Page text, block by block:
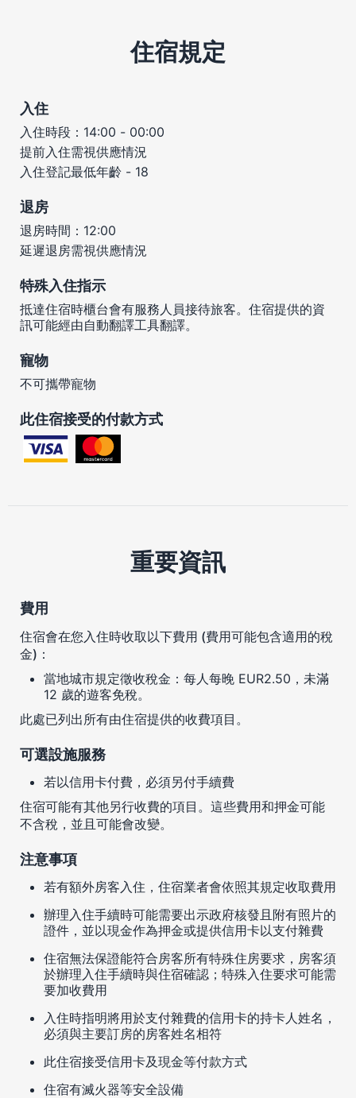
住宿規定
入住
入住時段：14:00 - 00:00
提前入住需視供應情況
入住登記最低年齡 - 18
退房
退房時間：12:00
延遲退房需視供應情況
特殊入住指示
抵達住宿時櫃台會有服務人員接待旅客。住宿提供的資
訊可能經由自動翻譯工具翻譯。
寵物
不可攜帶寵物
此住宿接受的付款方式
重要資訊
費用
住宿會在您入住時收取以下費用 (費用可能包含適用的稅
金)：
當地城市規定徵收稅金：每人每晚 EUR2.50，未滿
12 歲的遊客免稅。
此處已列出所有由住宿提供的收費項目。
可選設施服務
若以信用卡付費，必須另付手續費
住宿可能有其他另行收費的項目。這些費用和押金可能
不含稅，並且可能會改變。
注意事項
若有額外房客入住，住宿業者會依照其規定收取費用
辦理入住手續時可能需要出示政府核發且附有照片的
證件，並以現金作為押金或提供信用卡以支付雜費
住宿無法保證能符合房客所有特殊住房要求，房客須
於辦理入住手續時與住宿確認；特殊入住要求可能需
要加收費用
入住時指明將用於支付雜費的信用卡的持卡人姓名，
必須與主要訂房的房客姓名相符
此住宿接受信用卡及現金等付款方式
住宿有滅火器等安全設備